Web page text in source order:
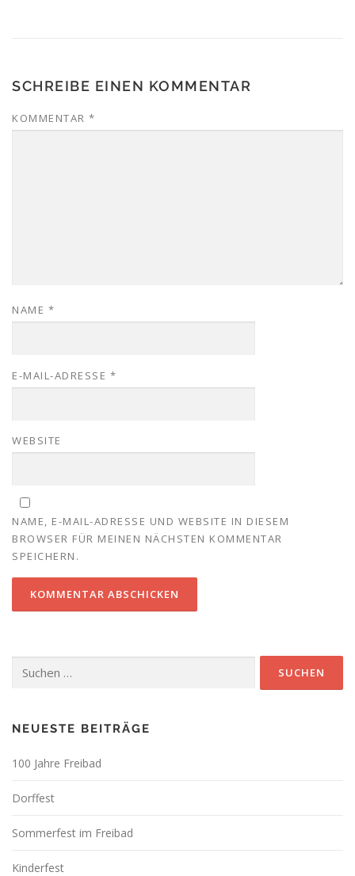
SCHREIBE EINEN KOMMENTAR
KOMMENTAR *
NAME *
E-MAIL-ADRESSE *
WEBSITE
NAME, E-MAIL-ADRESSE UND WEBSITE IN DIESEM
BROWSER FÜR MEINEN NÄCHSTEN KOMMENTAR
SPEICHERN.
nach:
NEUESTE BEITRÄGE
100 Jahre Freibad
Dorffest
Sommerfest im Freibad
Kinderfest